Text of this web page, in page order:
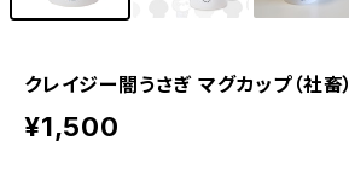
クレイジー闇うさぎ マグカップ（社畜）
¥1,500